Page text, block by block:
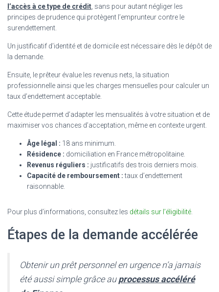
l’accès à ce type de crédit , sans pour autant négliger les
principes de prudence qui protègent l’emprunteur contre le
surendettement.
Un justificatif d’identité et de domicile est nécessaire dès le dépôt de
la demande.
Ensuite, le prêteur évalue les revenus nets, la situation
professionnelle ainsi que les charges mensuelles pour calculer un
taux d’endettement acceptable.
Cette étude permet d’adapter les mensualités à votre situation et de
maximiser vos chances d’acceptation, même en contexte urgent.
Âge légal : 18 ans minimum.
Résidence : domiciliation en France métropolitaine.
Revenus réguliers : justificatifs des trois derniers mois.
Capacité de remboursement :taux d’endettement
raisonnable.
Pour plus d’informations, consultez les détails sur l’éligibilité
Étapes de la demande accélérée
Obtenir un prêt personnel en urgence n’a jamais
été aussi simple grâce auprocessus accéléré